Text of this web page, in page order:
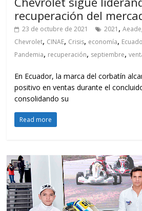
recuperación del
23 de octubre de 2021 2021 ,Aeade
Chevrolet, CINAE, Crisis, economía,
Pandemia, recuperación, septiembre,
En Ecuador, la marca del corbatín
positivo en ventas durante el
consolidando su
Read more